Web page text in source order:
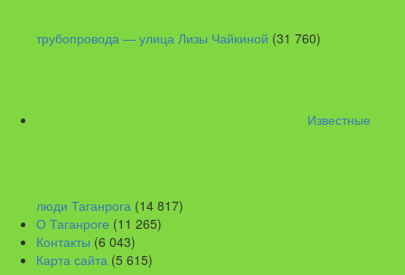
трубопровода — улица Лизы Чайкиной (31 760)
Известные
люди Таганрога (14 817)
О Таганроге (11 265)
Контакты (6 043)
Карта сайта (5 615)